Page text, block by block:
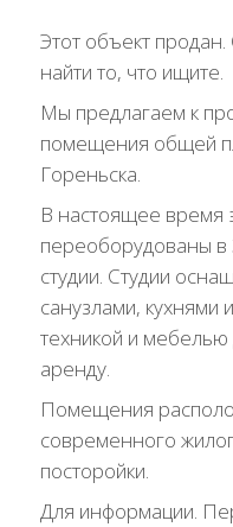
Этот объект
найти то, что ищите.
Мы предлагаем к
помещения общей
Гореньска.
В настоящее время
переоборудованы в
студии. Студии
санузлами, кухнями
техникой и мебелью
аренду.
Помещения
современного
посторойки.
Для информации.